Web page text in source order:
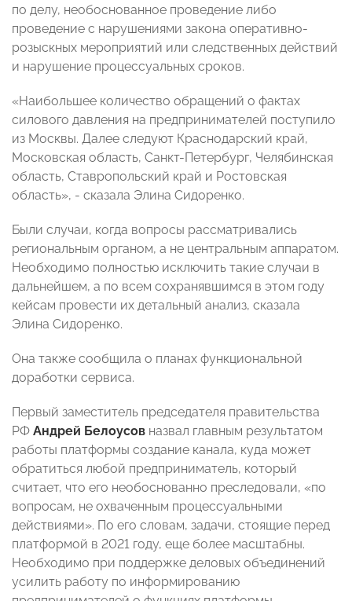
по делу, необоснованное проведение либо
проведение с нарушениями закона оперативно-
розыскных мероприятий или следственных действий
и нарушение процессуальных сроков.
«Наибольшее количество обращений о фактах
силового давления на предпринимателей поступило
из Москвы. Далее следуют Краснодарский край,
Московская область, Санкт-Петербург, Челябинская
область, Ставропольский край и Ростовская
область», - сказала Элина Сидоренко.
Были случаи, когда вопросы рассматривались
региональным органом, а не центральным аппаратом.
Необходимо полностью исключить такие случаи в
дальнейшем, а по всем сохранявшимся в этом году
кейсам провести их детальный анализ, сказала
Элина Сидоренко.
Она также сообщила о планах функциональной
доработки сервиса.
Первый заместитель председателя правительства
РФ Андрей Белоусов назвал главным результатом
работы платформы создание канала, куда может
обратиться любой предприниматель, который
считает, что его необоснованно преследовали, «по
вопросам, не охваченным процессуальными
действиями». По его словам, задачи, стоящие перед
платформой в 2021 году, еще более масштабны.
Необходимо при поддержке деловых объединений
усилить работу по информированию